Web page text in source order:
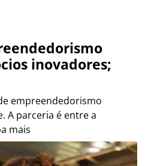
inovadores;
empreendedorismo
A parceria é entre a
mais